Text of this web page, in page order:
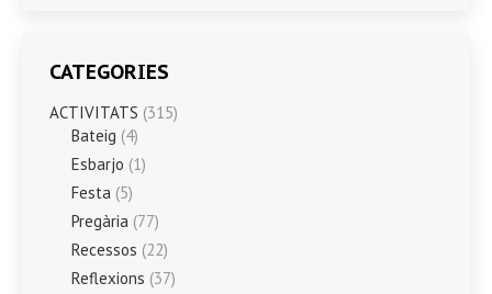
CATEGORIES
ACTIVITATS (315)
Bateig (4)
Esbarjo (1)
Festa (5)
Pregària (77)
Recessos (22)
Reflexions (37)